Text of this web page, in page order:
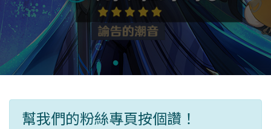
幫我們的粉絲專頁按個讚！